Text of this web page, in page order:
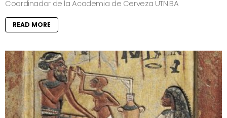
Coordinador de la Academia de Cerveza UTN.BA
READ MORE